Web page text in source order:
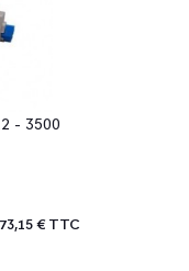
- 3500
73,15 € TTC